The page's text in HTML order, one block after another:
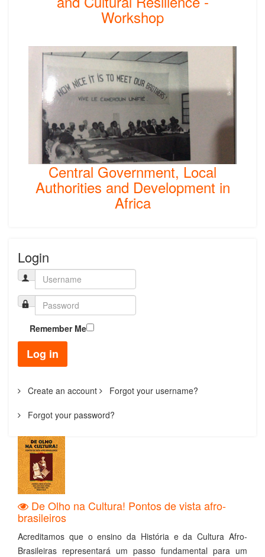
Workshop
Central Government, Local
Authorities and Development in
Africa
Login
Remember Me
Log in
Create an account Forgot your username?
Forgot your password?
De Olho na Cultura! Pontos de vista afro-
brasileiros
Acreditamos que o ensino da História e da Cultura Afro-
Brasileiras representará um passo fundamental para um